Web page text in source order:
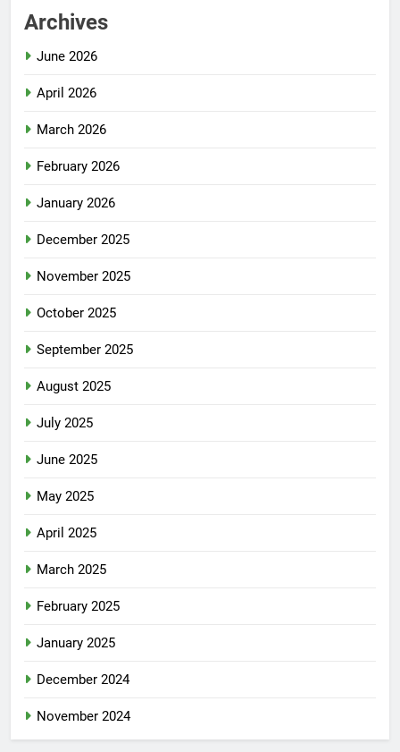
Archives
June 2026
April 2026
March 2026
February 2026
January 2026
December 2025
November 2025
October 2025
September 2025
August 2025
July 2025
June 2025
May 2025
April 2025
March 2025
February 2025
January 2025
December 2024
November 2024